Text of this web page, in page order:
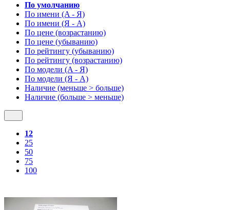
По умолчанию
По имени (A - Я)
По имени (Я - A)
По цене (возрастанию)
По цене (убыванию)
По рейтингу (убыванию)
По рейтингу (возрастанию)
По модели (A - Я)
По модели (Я - A)
Наличие (меньше > больше)
Наличие (больше > меньше)
12
25
50
75
100